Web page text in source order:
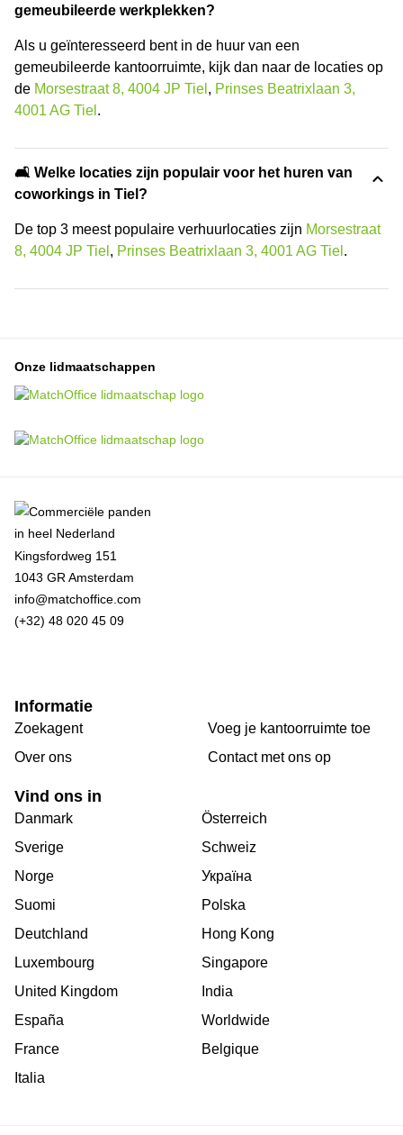
gemeubileerde werkplekken?
Als u geïnteresseerd bent in de huur van een
gemeubileerde kantoorruimte, kijk dan naar de locaties op
de Morsestraat 8, 4004 JP Tiel , Prinses Beatrixlaan 3,
4001 AG Tiel .
🛋️ Welke locaties zijn populair voor het huren van
coworkings in Tiel?
De top 3 meest populaire verhuurlocaties zijn Morsestraat
8, 4004 JP Tiel , Prinses Beatrixlaan 3, 4001 AG Tiel .
Onze lidmaatschappen
Kingsfordweg 151
1043 GR Amsterdam
info@matchoffice.com
(+32) 48 020 45 09
Informatie
Zoekagent
Over ons
Voeg je kantoorruimte toe
Сontact met ons op
Vind ons in
Danmark
Sverige
Norge
Suomi
Deutchland
Luxembourg
United Kingdom
España
France
Italia
Österreich
Schweiz
Україна
Polska
Hong Kong
Singapore
India
Worldwide
Belgique